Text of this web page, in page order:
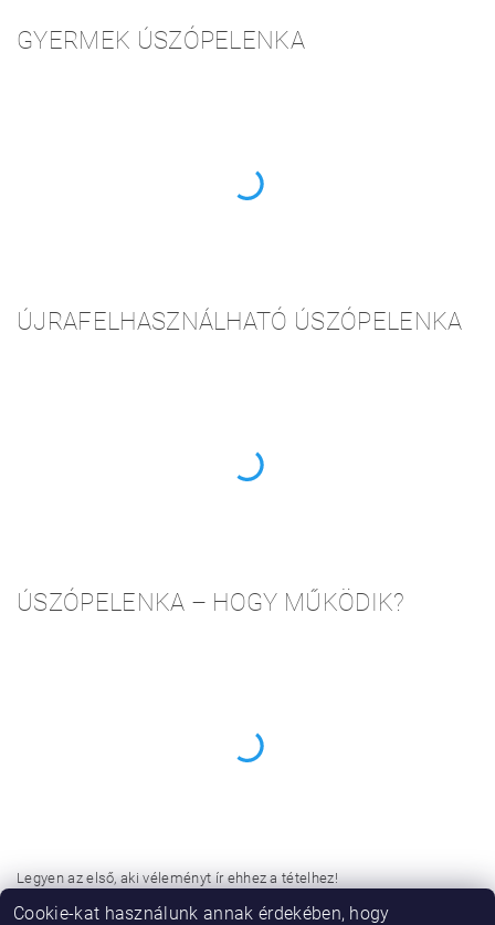
GYERMEK ÚSZÓPELENKA
ÚJRAFELHASZNÁLHATÓ ÚSZÓPELENKA
ÚSZÓPELENKA – HOGY MŰKÖDIK?
Legyen az első, aki véleményt ír ehhez a tételhez!
Cookie-kat használunk annak érdekében, hogy